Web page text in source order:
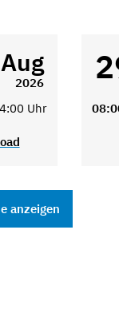
Aug
2026
Uhr
anzeigen